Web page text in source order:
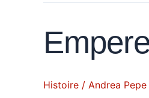
Histoire / Andrea Pepe
Empereurs